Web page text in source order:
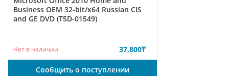
Business ОЕМ 32-bit/x64 Russian CIS
and GE DVD (T5D-01549)
Нет в наличии 37,800₸
Сообщить о поступлении